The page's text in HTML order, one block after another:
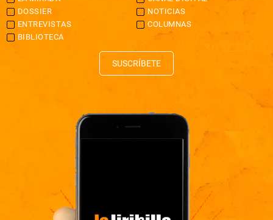
DOSSIER
NOTICIAS
ENTREVISTAS
COLUMNAS
BIBLIOTECA
SUSCRÍBETE